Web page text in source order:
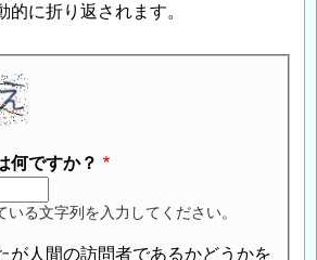
的に折り返されます。
何ですか？
いる文字列を入力してください。
が人間の訪問者であるかどうかを